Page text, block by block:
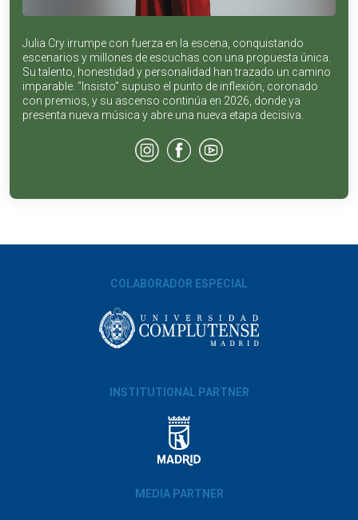
Julia Cry irrumpe con fuerza en la escena, conquistando
escenarios y millones de escuchas con una propuesta única.
Su talento, honestidad y personalidad han trazado un camino
imparable. “Insisto” supuso el punto de inflexión, coronado
con premios, y su ascenso continúa en 2026, donde ya
presenta nueva música y abre una nueva etapa decisiva.
COLABORADOR ESPECIAL
INSTITUTIONAL PARTNER
MEDIA PARTNER